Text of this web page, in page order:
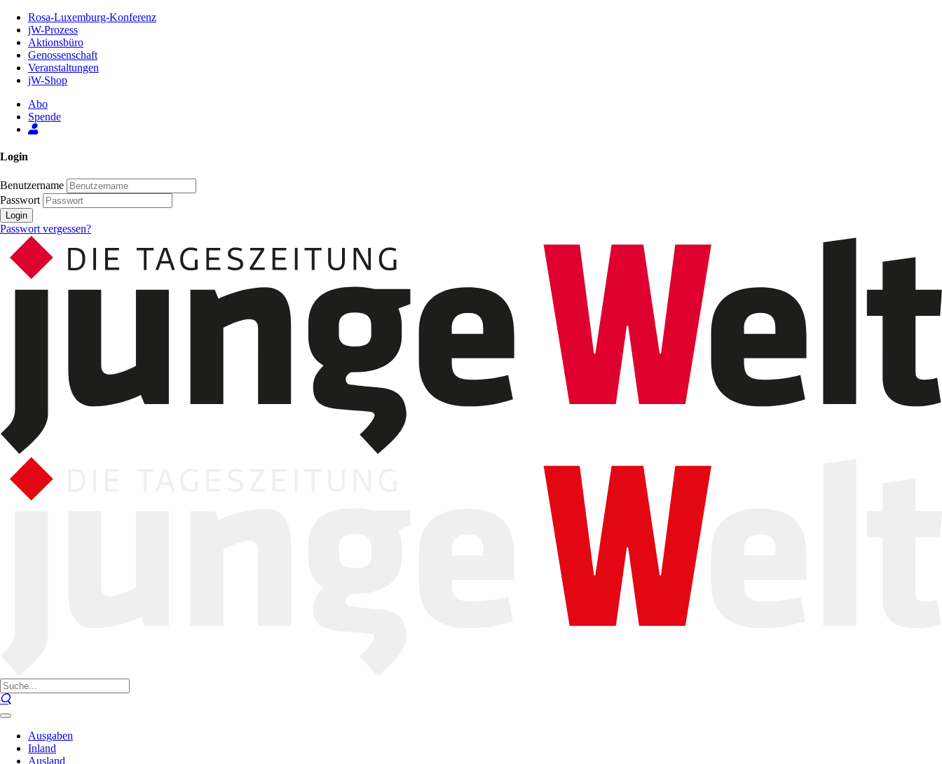
Inhalt
Seite
Rosa-Luxemburg-Konferenz
jW-Prozess
Aktionsbüro
Genossenschaft
Veranstaltungen
jW-Shop
Abo
Spende
Login
Benutzername
Passwort
Login
Passwort vergessen?
Ausgaben
Inland
Ausland